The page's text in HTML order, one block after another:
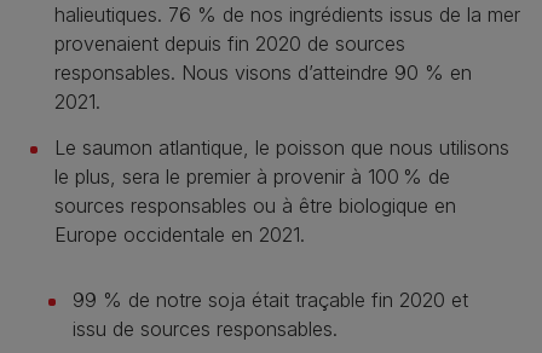
halieutiques. 76 % de nos ingrédients issus de la mer
provenaient depuis fin 2020 de sources
responsables. Nous visons d’atteindre 90 % en
2021.
Le saumon atlantique, le poisson que nous utilisons
le plus, sera le premier à provenir à 100 % de
sources responsables ou à être biologique en
Europe occidentale en 2021.
99 % de notre soja était traçable fin 2020 et
issu de sources responsables.